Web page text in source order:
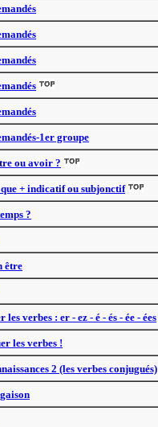
1er groupe
ou avoir ?
+ indicatif ou subjonctif
?
être
verbes : er - ez - é - és - ée - ées
les verbes !
2 (les verbes conjugués)